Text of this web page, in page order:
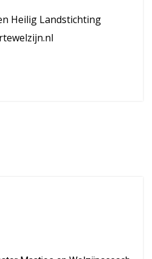
Heilig Landstichting